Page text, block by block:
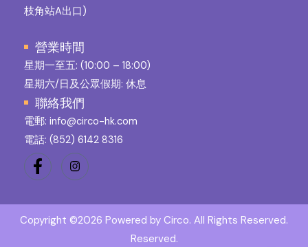
枝角站A出口)
營業時間
星期一至五: (10:00 – 18:00)
星期六/日及公眾假期: 休息
聯絡我們
電郵: info@circo-hk.com
電話: (852) 6142 8316
Copyright ©2026 Powered by Circo. All Rights Reserved.
Reserved.